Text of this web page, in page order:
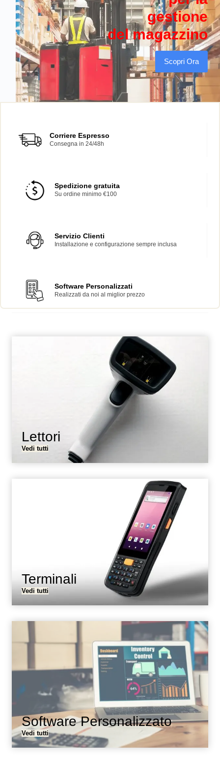
gestione
del magazzino
Scopri Ora
Corriere Espresso
Consegna in 24/48h
Spedizione gratuita
Su ordine minimo €100
Servizio Clienti
Installazione e configurazione sempre inclusa
Software Personalizzati
Realizzati da noi al miglior prezzo
Lettori
Vedi tutti
Terminali
Vedi tutti
Software Personalizzato
Vedi tutti